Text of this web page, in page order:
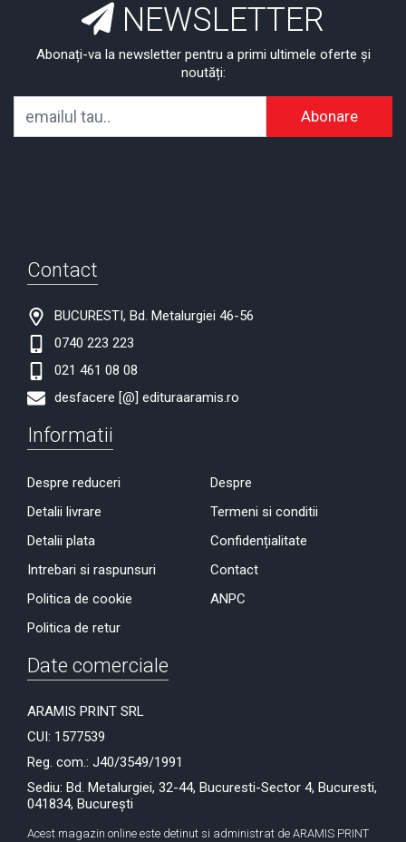
NEWSLETTER
Abonați-va la newsletter pentru a primi ultimele oferte și
noutăți:
Abonare
Contact
BUCURESTI, Bd. Metalurgiei 46-56
0740 223 223
021 461 08 08
desfacere [@] edituraaramis.ro
Informatii
Despre reduceri
Detalii livrare
Detalii plata
Intrebari si raspunsuri
Politica de cookie
Politica de retur
Despre
Termeni si conditii
Confidențialitate
Contact
ANPC
Date comerciale
ARAMIS PRINT SRL
CUI: 1577539
Reg. com.: J40/3549/1991
Sediu: Bd. Metalurgiei, 32-44, Bucuresti-Sector 4, Bucuresti,
041834, București
Acest magazin online este detinut si administrat de ARAMIS PRINT